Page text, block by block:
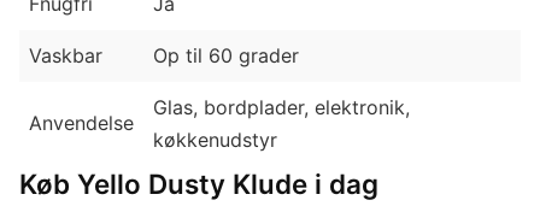
Vaskbar Op til 60 grader
Anvendelse
Glas, bordplader, elektronik,
køkkenudstyr
Køb Yello Dusty Klude i dag